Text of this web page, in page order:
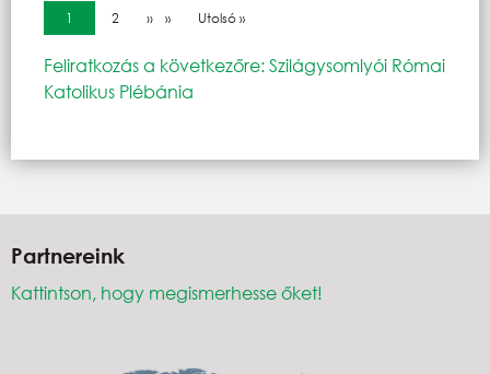
Oldalszámozás
Jelenlegi oldal
1 Oldal
2 Következő oldal
›› Utolsó oldal
Utolsó »
Feliratkozás a következőre: Szilágysomlyói Római
Katolikus Plébánia
Partnereink
Kattintson, hogy megismerhesse őket!